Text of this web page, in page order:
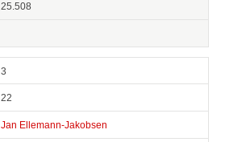
25.508
3
22
Jan Ellemann-Jakobsen